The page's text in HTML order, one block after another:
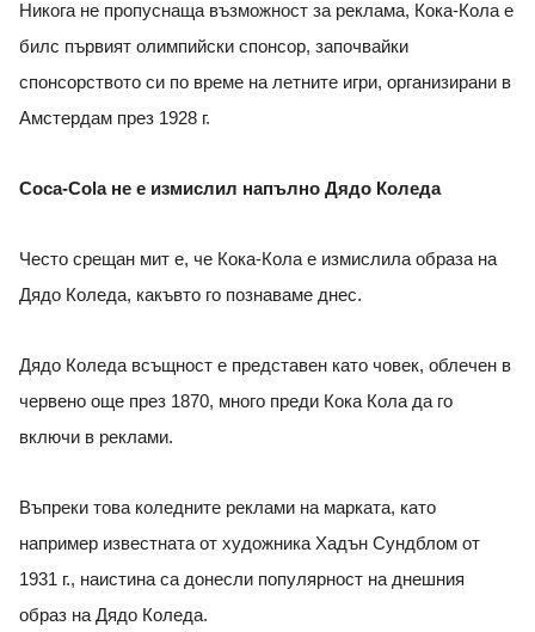
Никога не пропуснаща възможност за реклама, Кока-Кола е
билс първият олимпийски спонсор, започвайки
спонсорството си по време на летните игри, организирани в
Амстердам през 1928 г.
Coca-Cola не е измислил напълно Дядо Коледа
Често срещан мит е, че Кока-Кола е измислила образа на
Дядо Коледа, какъвто го познаваме днес.
Дядо Коледа всъщност е представен като човек, облечен в
червено още през 1870, много преди Кока Кола да го
включи в реклами.
Въпреки това коледните реклами на марката, като
например известната от художника Хадън Сундблом от
1931 г., наистина са донесли популярност на днешния
образ на Дядо Коледа.